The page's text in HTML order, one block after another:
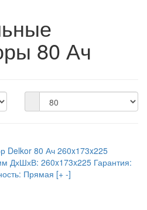
80 Ач
Delkor 80 Ач 260x173x225
ДхШхВ: 260x173x225 Гарантия:
Прямая [+ -]